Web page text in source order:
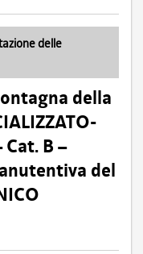
delle
della
Cat. B –
del